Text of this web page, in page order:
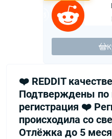
❤️ REDDIT
Подтверждены по
регистрация ❤️
происходила со
Отлёжка до 5